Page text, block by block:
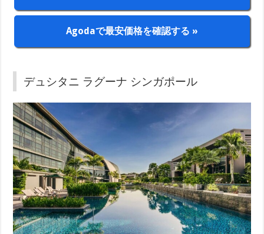
Agodaで最安価格を確認する »
デュシタニ ラグーナ シンガポール